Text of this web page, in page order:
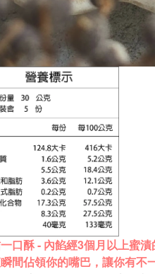
口酥 - 內餡經3個月以上蜜
間佔領你的嘴巴，讓你有不